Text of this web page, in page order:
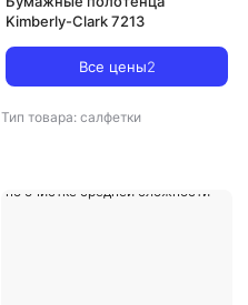
Kimberly-Clark 7213
Все цены2
Тип товара: салфетки